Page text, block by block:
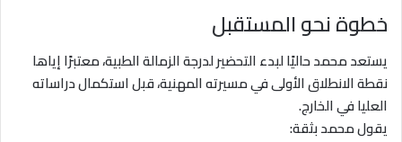
خطوة نحو المستقبل
يستعد محمد حاليًا لبدء التحضير لدرجة الزمالة الطبية، معتبرًا إياها
نقطة الانطلاق الأولى في مسيرته المهنية، قبل استكمال دراساته
العليا في الخارج.
يقول محمد بثقة: